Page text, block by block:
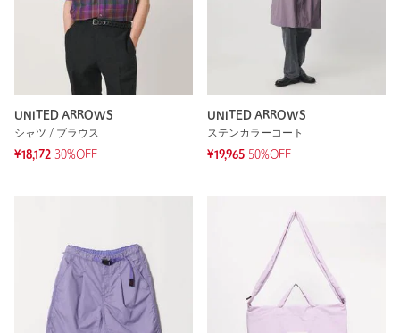
UNITED ARROWS
シャツ / ブラウス
¥18,172 30%OFF
UNITED ARROWS
ステンカラーコート
¥19,965 50%OFF